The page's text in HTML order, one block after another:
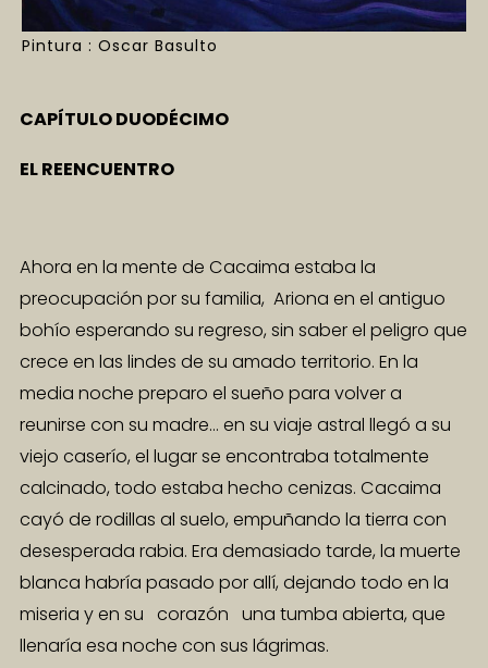
Pintura : Oscar Basulto
CAPÍTULO DUODÉCIMO
EL REENCUENTRO
Ahora en la mente de Cacaima estaba la
preocupación por su familia, Ariona en el antiguo
bohío esperando su regreso, sin saber el peligro que
crece en las lindes de su amado territorio. En la
media noche preparo el sueño para volver a
reunirse con su madre… en su viaje astral llegó a su
viejo caserío, el lugar se encontraba totalmente
calcinado, todo estaba hecho cenizas. Cacaima
cayó de rodillas al suelo, empuñando la tierra con
desesperada rabia. Era demasiado tarde, la muerte
blanca habría pasado por allí, dejando todo en la
miseria y en su corazón una tumba abierta, que
llenaría esa noche con sus lágrimas.